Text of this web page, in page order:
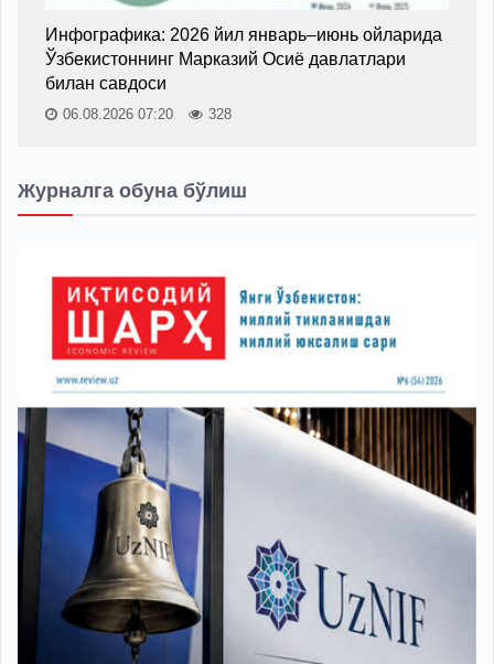
Инфографика: 2026 йил январь–июнь ойларида
Ўзбекистоннинг Марказий Осиё давлатлари
билан савдоси
06.08.2026 07:20 328
Журналга обуна бўлиш